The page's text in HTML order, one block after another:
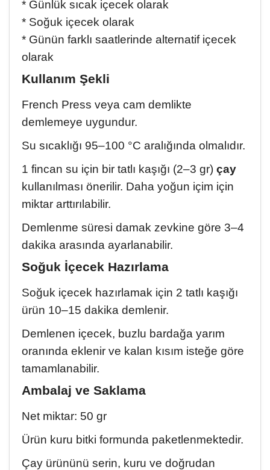
St. John's wort oil. Let me briefly summarize what has
changed in my life in 6 months. 1. I had a cyst behind
it was completely gone. I had a fatty lump the size of
a marble on my right leg, but it went away, I was
regularly every day, I no longer have gastritis problems,
level is back on track. In short, TlesOlive products are a
source of healing, Olive Oil soaps are also very nice, I
May God bless them all.
* Günlük sıcak içecek olarak
* Soğuk içecek olarak
* Günün farklı saatlerinde alternatif içecek
olarak
Kullanım Şekli
French Press veya cam demlikte
demlemeye uygundur.
Su sıcaklığı 95–100 °C aralığında olmalıdır.
1 fincan su için bir tatlı kaşığı (2–3 gr) çay
kullanılması önerilir. Daha yoğun içim için
miktar arttırılabilir.
Demlenme süresi damak zevkine göre 3–4
dakika arasında ayarlanabilir.
Soğuk İçecek Hazırlama
Soğuk içecek hazırlamak için 2 tatlı kaşığı
ürün 10–15 dakika demlenir.
Demlenen içecek, buzlu bardağa yarım
oranında eklenir ve kalan kısım isteğe göre
tamamlanabilir.
Ambalaj ve Saklama
Net miktar: 50 gr
Ürün kuru bitki formunda paketlenmektedir.
Çay ürününü serin, kuru ve doğrudan